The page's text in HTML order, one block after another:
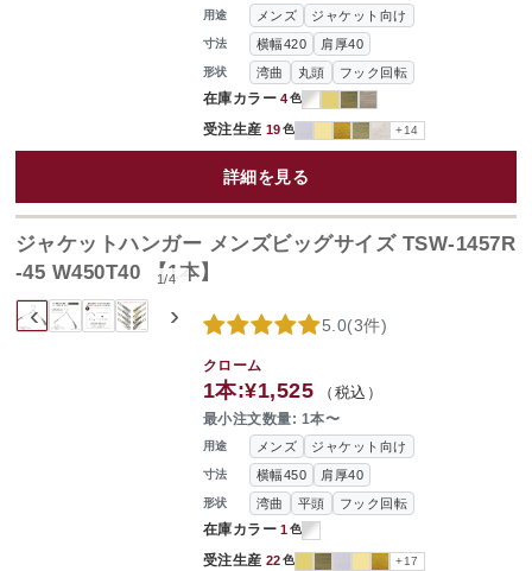
用途 メンズ ジャケット向け
寸法 横幅420 肩厚40
形状 湾曲 丸頭 フック回転
在庫カラー 4色
受注生産 19色 +14
詳細を見る
‹ ›
1/4
ジャケットハンガー メンズビッグサイズ TSW-1457R
-45 W450T40 【1本】
用途 メンズ ジャケット向け
寸法 横幅450 肩厚40
形状 湾曲 平頭 フック回転
在庫カラー 1色
受注生産 22色 +17
5.0(3件)
クローム
1本:¥1,525 （税込）
最小注文数量: 1本〜